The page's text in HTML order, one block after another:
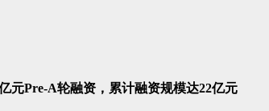
元Pre-A轮融资，累计融资规模达22亿元